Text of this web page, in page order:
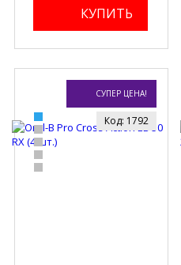
СУПЕР ЦЕНА!
Код: 1792